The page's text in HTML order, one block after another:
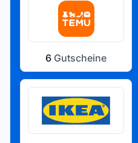
6 Gutscheine